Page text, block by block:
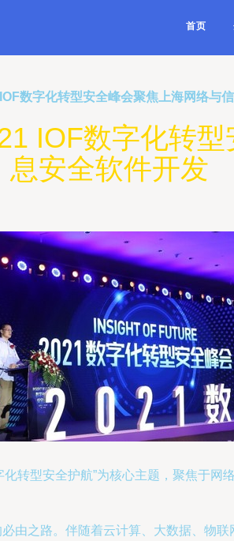
首页
数字化转型安全峰会聚焦上海网络与
IOF数字化转型
息安全软件开发
转型安全护航”为核心主题，聚焦于
由之路。伴随着云计算、大数据、物